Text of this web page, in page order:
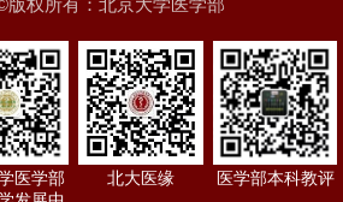
医学部
北大医缘 医学部本科教评